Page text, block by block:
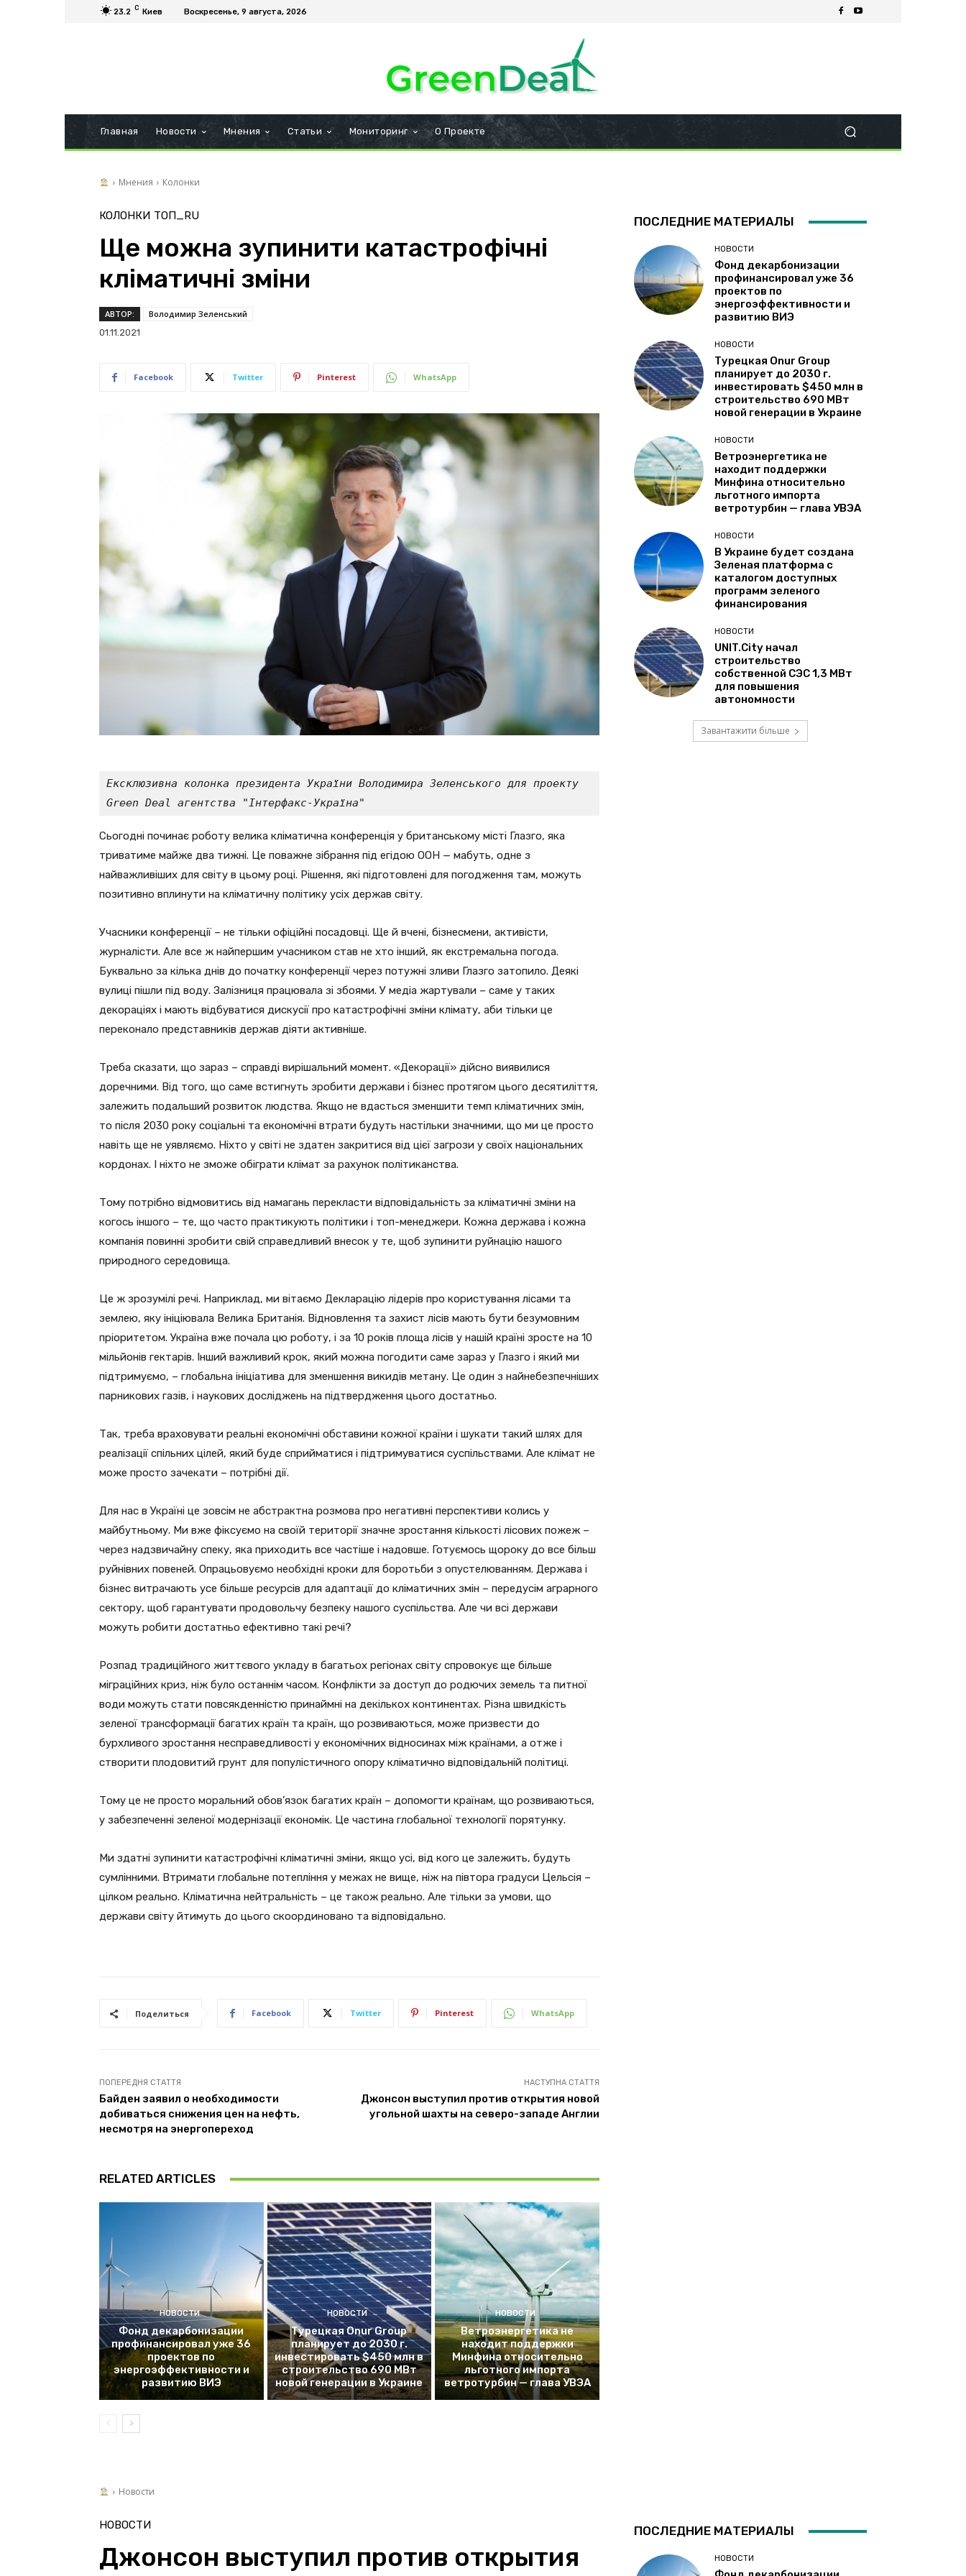
23.2 C Киев Воскресенье, 9 августа, 2026
Главная Новости Мнения Статьи Мониторинг О Проекте
Мнения Колонки
КОЛОНКИ ТОП_RU
Ще можна зупинити катастрофічні
кліматичні зміни
АВТОР:
Володимир Зеленський
01.11.2021
Facebook Twitter Pinterest WhatsApp
Ексклюзивна колонка президента України Володимира Зеленського для проекту
Green Deal агентства "Інтерфакс-Україна"
Сьогодні починає роботу велика кліматична конференція у британському місті Глазго, яка
триватиме майже два тижні. Це поважне зібрання під егідою ООН — мабуть, одне з
найважливіших для світу в цьому році. Рішення, які підготовлені для погодження там, можуть
позитивно вплинути на кліматичну політику усіх держав світу.
Учасники конференції – не тільки офіційні посадовці. Ще й вчені, бізнесмени, активісти,
журналісти. Але все ж найпершим учасником став не хто інший, як екстремальна погода.
Буквально за кілька днів до початку конференції через потужні зливи Глазго затопило. Деякі
вулиці пішли під воду. Залізниця працювала зі збоями. У медіа жартували – саме у таких
декораціях і мають відбуватися дискусії про катастрофічні зміни клімату, аби тільки це
переконало представників держав діяти активніше.
Треба сказати, що зараз – справді вирішальний момент. «Декорації» дійсно виявилися
доречними. Від того, що саме встигнуть зробити держави і бізнес протягом цього десятиліття,
залежить подальший розвиток людства. Якщо не вдасться зменшити темп кліматичних змін,
то після 2030 року соціальні та економічні втрати будуть настільки значними, що ми це просто
навіть ще не уявляємо. Ніхто у світі не здатен закритися від цієї загрози у своїх національних
кордонах. І ніхто не зможе обіграти клімат за рахунок політиканства.
Тому потрібно відмовитись від намагань перекласти відповідальність за кліматичні зміни на
когось іншого – те, що часто практикують політики і топ-менеджери. Кожна держава і кожна
компанія повинні зробити свій справедливий внесок у те, щоб зупинити руйнацію нашого
природного середовища.
Це ж зрозумілі речі. Наприклад, ми вітаємо Декларацію лідерів про користування лісами та
землею, яку ініціювала Велика Британія. Відновлення та захист лісів мають бути безумовним
пріоритетом. Україна вже почала цю роботу, і за 10 років площа лісів у нашій країні зросте на 10
мільйонів гектарів. Інший важливий крок, який можна погодити саме зараз у Глазго і який ми
підтримуємо, – глобальна ініціатива для зменшення викидів метану. Це один з найнебезпечніших
парникових газів, і наукових досліджень на підтвердження цього достатньо.
Так, треба враховувати реальні економічні обставини кожної країни і шукати такий шлях для
реалізації спільних цілей, який буде сприйматися і підтримуватися суспільствами. Але клімат не
може просто зачекати – потрібні дії.
Для нас в Україні це зовсім не абстрактна розмова про негативні перспективи колись у
майбутньому. Ми вже фіксуємо на своїй території значне зростання кількості лісових пожеж –
через надзвичайну спеку, яка приходить все частіше і надовше. Готуємось щороку до все більш
руйнівних повеней. Опрацьовуємо необхідні кроки для боротьби з опустелюванням. Держава і
бізнес витрачають усе більше ресурсів для адаптації до кліматичних змін – передусім аграрного
сектору, щоб гарантувати продовольчу безпеку нашого суспільства. Але чи всі держави
можуть робити достатньо ефективно такі речі?
Розпад традиційного життєвого укладу в багатьох регіонах світу спровокує ще більше
міграційних криз, ніж було останнім часом. Конфлікти за доступ до родючих земель та питної
води можуть стати повсякденністю принаймні на декількох континентах. Різна швидкість
зеленої трансформації багатих країн та країн, що розвиваються, може призвести до
бурхливого зростання несправедливості у економічних відносинах між країнами, а отже і
створити плодовитий грунт для популістичного опору кліматично відповідальній політиці.
Тому це не просто моральний обов’язок багатих країн – допомогти країнам, що розвиваються,
у забезпеченні зеленої модернізації економік. Це частина глобальної технології порятунку.
Ми здатні зупинити катастрофічні кліматичні зміни, якщо усі, від кого це залежить, будуть
сумлінними. Втримати глобальне потепління у межах не вище, ніж на півтора градуси Цельсія –
цілком реально. Кліматична нейтральність – це також реально. Але тільки за умови, що
держави світу йтимуть до цього скоординовано та відповідально.
Поделиться Facebook Twitter Pinterest WhatsApp
ПОПЕРЕДНЯ СТАТТЯ
Байден заявил о необходимости
добиваться снижения цен на нефть,
несмотря на энергопереход
НАСТУПНА СТАТТЯ
Джонсон выступил против открытия новой
угольной шахты на северо-западе Англии
RELATED ARTICLES
НОВОСТИ
Фонд декарбонизации
профинансировал уже 36
проектов по
энергоэффективности и
развитию ВИЭ
НОВОСТИ
Турецкая Onur Group
планирует до 2030 г.
инвестировать $450 млн в
строительство 690 МВт
новой генерации в Украине
НОВОСТИ
Ветроэнергетика не
находит поддержки
Минфина относительно
льготного импорта
ветротурбин — глава УВЭА
ПОСЛЕДНИЕ МАТЕРИАЛЫ
НОВОСТИ
Фонд декарбонизации
профинансировал уже 36
проектов по
энергоэффективности и
развитию ВИЭ
НОВОСТИ
Турецкая Onur Group
планирует до 2030 г.
инвестировать $450 млн в
строительство 690 МВт
новой генерации в Украине
НОВОСТИ
Ветроэнергетика не
находит поддержки
Минфина относительно
льготного импорта
ветротурбин — глава УВЭА
НОВОСТИ
В Украине будет создана
Зеленая платформа с
каталогом доступных
программ зеленого
финансирования
НОВОСТИ
UNIT.City начал
строительство
собственной СЭС 1,3 МВт
для повышения
автономности
Завантажити більше